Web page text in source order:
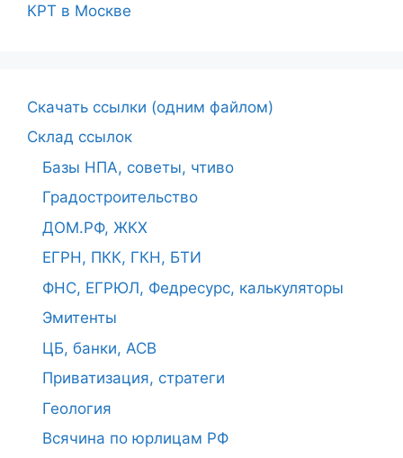
КРТ в Москве
Cкачать ссылки (одним файлом)
Склад ссылок
Базы НПА, советы, чтиво
Градостроительство
ДОМ.РФ, ЖКХ
ЕГРН, ПКК, ГКН, БТИ
ФНС, ЕГРЮЛ, Федресурс, калькуляторы
Эмитенты
ЦБ, банки, АСВ
Приватизация, стратеги
Геология
Всячина по юрлицам РФ